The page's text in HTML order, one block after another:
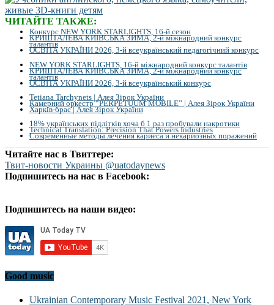
ЧИТАЙТЕ ТАКЖЕ:
Конкурс NEW YORK STARLIGHTS, 16-й сезон
КРИШТАЛЕВА КИЇВСЬКА ЗИМА, 2-й міжнародний конкурс
талантів
ОСВІТА УКРАЇНИ 2026, 3-й всеукраїнський педагогічний конкурс
NEW YORK STARLIGHTS, 16-й міжнародний конкурс талантів
КРИШТАЛЕВА КИЇВСЬКА ЗИМА, 2-й міжнародний конкурс
талантів
ОСВІТА УКРАЇНИ 2026, 3-й всеукраїнський конкурс
Tetiana Tarchynets | Алея Зірок України
Камерний оркестр “PERPETUUM MOBILE” | Алея Зірок України
Харків-брас | Алея Зірок України
18% українських підлітків хоча б 1 раз пробували накротики
Technical Translation: Precision That Powers Industries
Современные методы лечения кариеса и некариозных поражений
Читайте нас в Твиттере:
Твит-новости Украины @uatodaynews
Подпишитесь на нас в Facebook:
Подпишитесь на наши видео:
Good music
Ukrainian Contemporary Music Festival 2021, New York